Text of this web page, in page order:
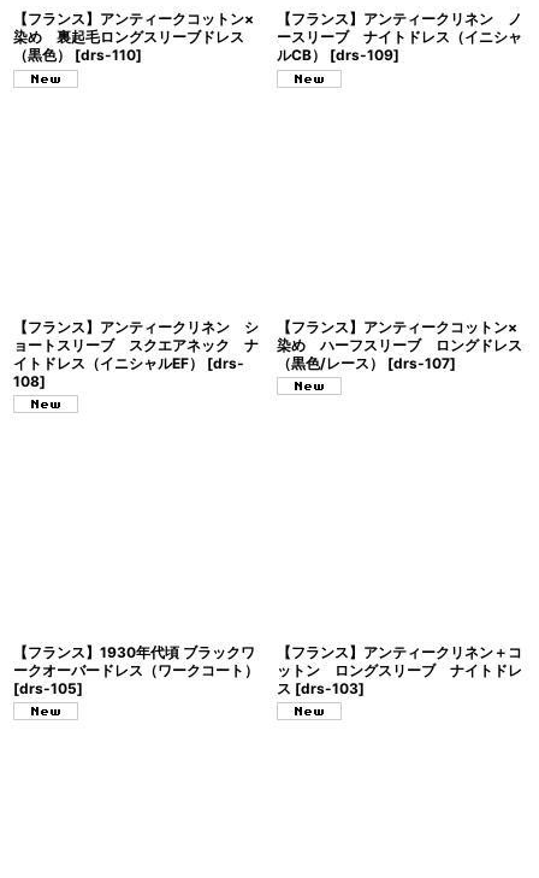
【フランス】アンティークコットン×
染め 裏起毛ロングスリーブドレス
（黒色）
[drs-110]
【フランス】アンティークリネン ノ
ースリーブ ナイトドレス（イニシャ
ルCB）
[drs-109]
【フランス】アンティークリネン シ
ョートスリーブ スクエアネック ナ
イトドレス（イニシャルEF）
[drs-
108]
【フランス】アンティークコットン×
染め ハーフスリーブ ロングドレス
（黒色/レース）
[drs-107]
【フランス】1930年代頃 ブラックワ
ークオーバードレス（ワークコート）
[drs-105]
【フランス】アンティークリネン＋コ
ットン ロングスリーブ ナイトドレ
ス [drs-103]